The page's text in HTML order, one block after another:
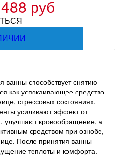
руб
ванны способствует снятию
как успокаивающее средство
стрессовых состояниях.
усиливают эффект от
улучшают кровообращение, а
средством при ознобе,
После принятия ванны
теплоты и комфорта.